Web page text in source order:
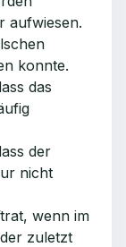
aufwiesen.
konnte.
das
der
nicht
wenn im
zuletzt